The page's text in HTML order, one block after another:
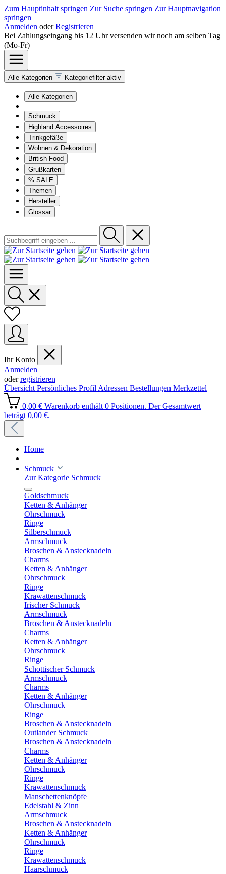
Zum Hauptinhalt springen Zur Suche springen Zur Hauptnavigation
springen
Anmelden oder Registrieren
Bei Zahlungseingang bis 12 Uhr versenden wir noch am selben Tag
(Mo-Fr)
Alle Kategorien Kategoriefilter aktiv
Alle Kategorien
Schmuck
Highland Accessoires
Trinkgefäße
Wohnen & Dekoration
British Food
Grußkarten
% SALE
Themen
Hersteller
Glossar
Ihr Konto
Anmelden
oderregistrieren
Übersicht Persönliches Profil Adressen Bestellungen Merkzettel
0,00 € Warenkorb enthält 0 Positionen. Der Gesamtwert
beträgt 0,00 €.
Home
Schmuck
Zur Kategorie Schmuck
Goldschmuck
Ketten & Anhänger
Ohrschmuck
Ringe
Silberschmuck
Armschmuck
Broschen & Anstecknadeln
Charms
Ketten & Anhänger
Ohrschmuck
Ringe
Krawattenschmuck
Irischer Schmuck
Armschmuck
Broschen & Anstecknadeln
Charms
Ketten & Anhänger
Ohrschmuck
Ringe
Schottischer Schmuck
Armschmuck
Charms
Ketten & Anhänger
Ohrschmuck
Ringe
Broschen & Anstecknadeln
Outlander Schmuck
Broschen & Anstecknadeln
Charms
Ketten & Anhänger
Ohrschmuck
Ringe
Krawattenschmuck
Manschettenknöpfe
Edelstahl & Zinn
Armschmuck
Broschen & Anstecknadeln
Ketten & Anhänger
Ohrschmuck
Ringe
Krawattenschmuck
Haarschmuck